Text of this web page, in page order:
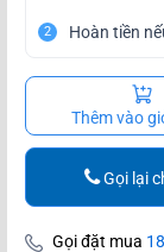
2 Hoàn tiền
Thêm vào
Gọi lại
Gọi đặt mua